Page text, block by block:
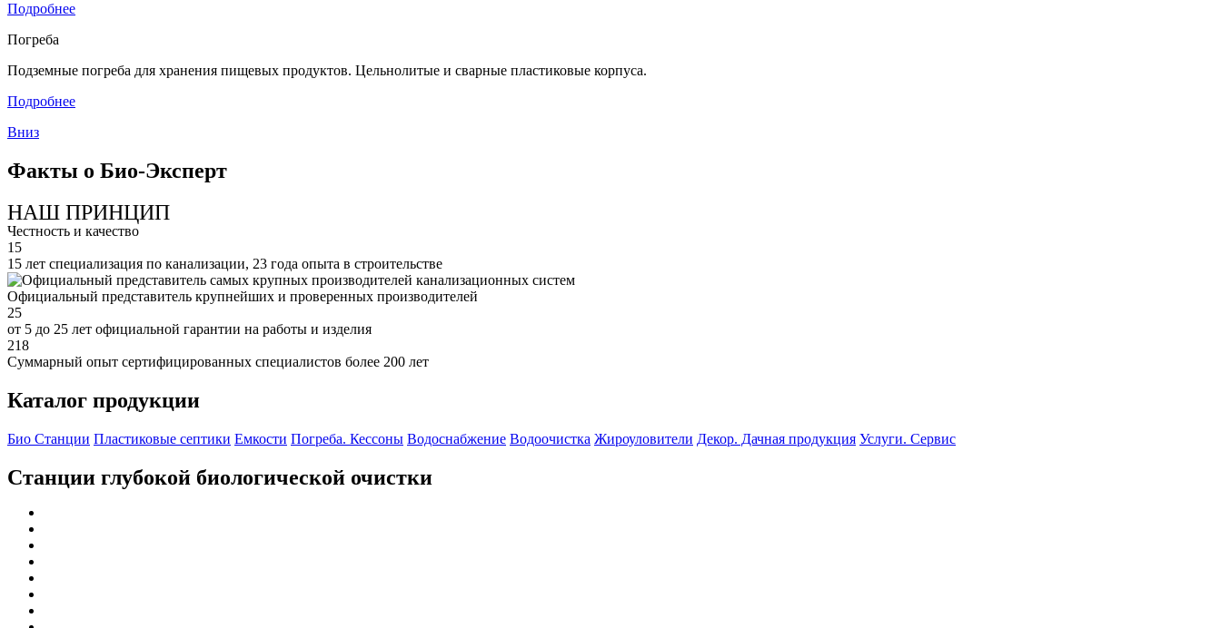
Подробнее
Погреба
Подземные погреба для хранения пищевых продуктов. Цельнолитые и сварные пластиковые корпуса.
Подробнее
Вниз
Факты о Био-Эксперт
НАШ ПРИНЦИП
Честность и качество
15
15 лет специализация по канализации, 23 года опыта в строительстве
Официальный представитель крупнейших и проверенных производителей
25
от 5 до 25 лет официальной гарантии на работы и изделия
218
Суммарный опыт сертифицированных специалистов более 200 лет
Каталог продукции
Био Станции Пластиковые септики Емкости Погреба. Кессоны Водоснабжение Водоочистка Жироуловители Декор. Дачная продукция Услуги. Сервис
Станции глубокой биологической очистки